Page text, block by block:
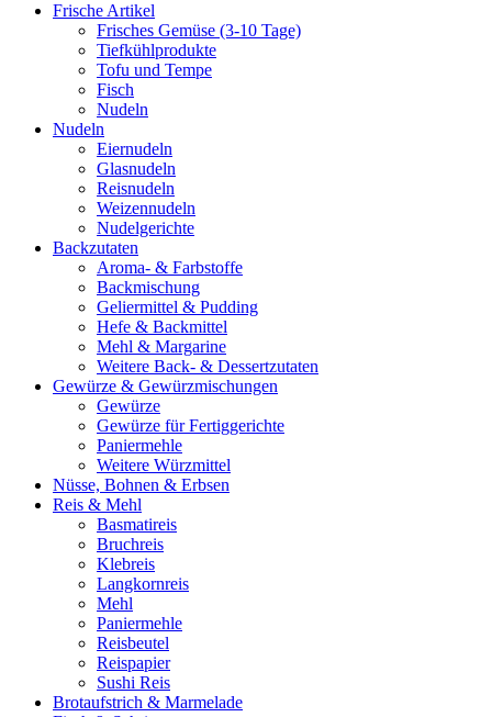
Frische Artikel
Frisches Gemüse (3-10 Tage)
Tiefkühlprodukte
Tofu und Tempe
Fisch
Nudeln
Nudeln
Eiernudeln
Glasnudeln
Reisnudeln
Weizennudeln
Nudelgerichte
Backzutaten
Aroma- & Farbstoffe
Backmischung
Geliermittel & Pudding
Hefe & Backmittel
Mehl & Margarine
Weitere Back- & Dessertzutaten
Gewürze & Gewürzmischungen
Gewürze
Gewürze für Fertiggerichte
Paniermehle
Weitere Würzmittel
Nüsse, Bohnen & Erbsen
Reis & Mehl
Basmatireis
Bruchreis
Klebreis
Langkornreis
Mehl
Paniermehle
Reisbeutel
Reispapier
Sushi Reis
Brotaufstrich & Marmelade